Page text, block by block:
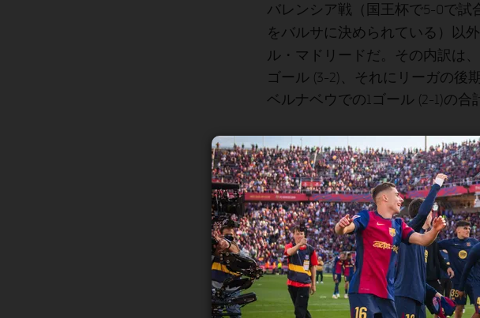
バレンシア戦（国王杯で5-0で試
をバルサに決められている）以外
ル・マドリードだ。その内訳は
ゴール (3-2)、それにリーガの後
ベルナベウでの1ゴール (2-1)の合